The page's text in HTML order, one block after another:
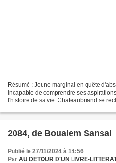
Résumé : Jeune marginal en quête
incapable de comprendre ses
l'histoire de sa vie. Chateaubriand se
2084, de Boualem Sansal
Publié le 27/11/2024 à 14:56
Par AU DETOUR D'UN LIVRE-